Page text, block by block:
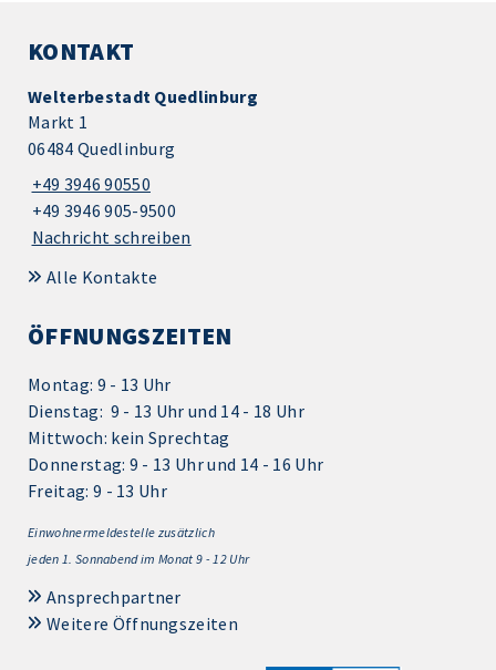
KONTAKT
Welterbestadt Quedlinburg
Markt 1
06484 Quedlinburg
+49 3946 90550
+49 3946 905-9500
Nachricht schreiben
Alle Kontakte
ÖFFNUNGSZEITEN
Montag: 9 - 13 Uhr
Dienstag: 9 - 13 Uhr und 14 - 18 Uhr
Mittwoch: kein Sprechtag
Donnerstag: 9 - 13 Uhr und 14 - 16 Uhr
Freitag: 9 - 13 Uhr
Einwohnermeldestelle zusätzlich
jeden 1. Sonnabend im Monat 9 - 12 Uhr
Ansprechpartner
Weitere Öffnungszeiten